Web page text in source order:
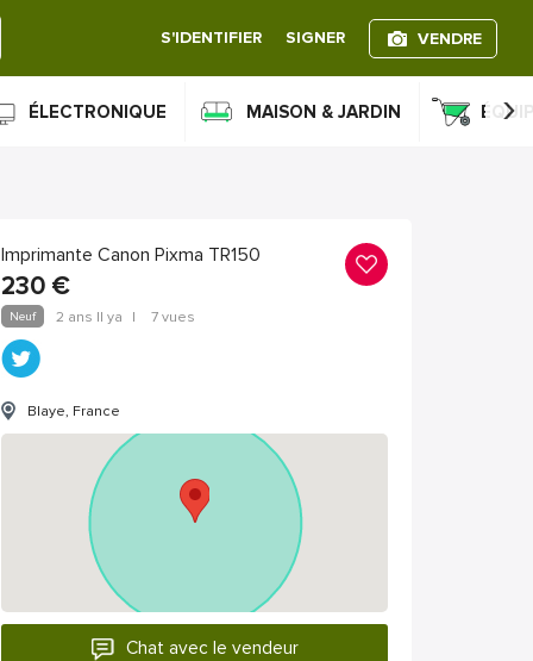
S'IDENTIFIER SIGNER VENDRE
ÉLECTRONIQUE MAISON & JARDIN ›
Imprimante Canon Pixma TR150
230 €
Neuf 2 ans Il ya | 7 vues
Blaye, France
Chat avec le vendeur